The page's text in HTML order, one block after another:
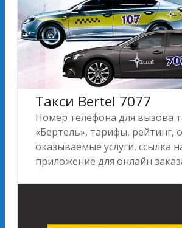
Такси Bertel 7077
Номер телефона для вызова
«Бертель», тарифы, рейтинг,
оказываемые услуги, ссылка
приложение для онлайн